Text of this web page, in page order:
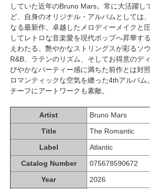
していた近年のBruno Mars。常に大活躍し
ど、自身のオリジナル・アルバムとしては
なる最新作。卓越したメロディーメイクと
してレトロな音楽愛を現代ポップへ昇華す
えわたる。艶やかなストリングスが彩るソ
R&B、ラテンのリズム、そしてお得意のデ
びやかなパーティー感に満ちた前作とは対
ロマンティックな空気を纏った4thアルバム
チーフにアートワークも素敵。
Artist
Bruno Mars
Title
The Romantic
Label
Atlantic
Catalog Number
075678590672
Year
2026